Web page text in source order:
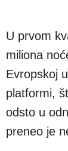
U prvom
miliona
Evropskoj
platformi,
odsto u
preneo je